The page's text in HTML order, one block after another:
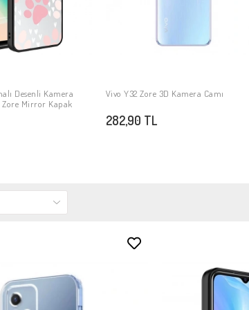
EKLE
Camı
SEPETE EKLE
Vivo Y32 Kılıf Zore Negro Silikon Kapak
397,90 TL